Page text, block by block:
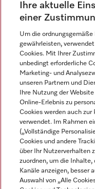
Newsletter
Sprache
DEUTSCH
Miele auf YoutubeMiele auf Instagram
Miele auf
Ihre aktuelle
einer
Um die
gewährleisten,
Cookies. Mit Ihrer
unbedingt erforderliche
Marketing- und
unseren Partnern und
Ihre Nutzung der
Online-Erlebnis zu
Cookies werden auch zur
verwendet. Im Rahmen
(„Vollständige
Cookies und andere
über Ihr Nutzerverhalten
zuordnen, um die Inhalte,
Kanäle anzeigen, besser
Auswahl von „Alle